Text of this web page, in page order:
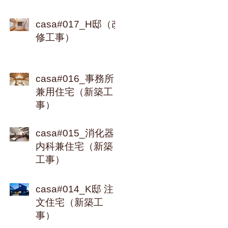
casa#017_H邸（改
修工事）
casa#016_事務所
兼用住宅（新築工
事）
casa#015_消化器
内科兼住宅（新築
工事）
casa#014_K邸 注
文住宅（新築工
事）